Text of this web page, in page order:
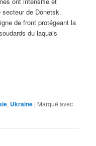
de Donetsk.
de front protégeant la
du laquais
, Ukraine | Marqué avec